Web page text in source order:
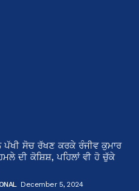
ਪੱਖੀ ਸੋਚ ਰੱਖਣ ਕਰਕੇ ਰੰਜੀਵ ਕੁਮਾਰ
ਦੀ ਕੋਸ਼ਿਸ਼, ਪਹਿਲਾਂ ਵੀ ਹੋ ਚੁੱਕੇ
December 5, 2024